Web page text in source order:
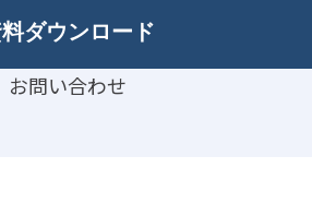
ダウンロード
お問い合わせ